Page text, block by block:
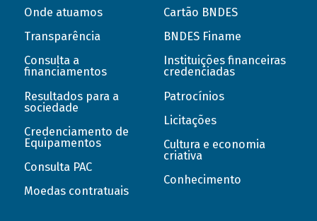
Onde atuamos
Transparência
Consulta a
financiamentos
Resultados para a
sociedade
Credenciamento de
Equipamentos
Consulta PAC
Moedas contratuais
Cartão BNDES
BNDES Finame
Instituições financeiras
credenciadas
Patrocínios
Licitações
Cultura e economia
criativa
Conhecimento